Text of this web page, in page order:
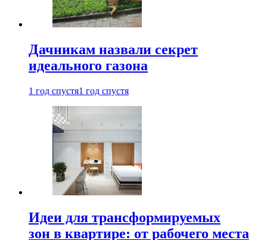
Дачникам назвали секрет
идеального газона
1 год спустя1 год спустя
Идеи для трансформируемых
зон в квартире: от рабочего места